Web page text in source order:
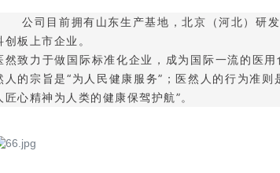
公司目前拥有山东生产基地，北京（河北）研
创板上市企业。
然致力于做国际标准化企业，成为国际一流的医
人的宗旨是“为人民健康服务”；医然人的行为准
匠心精神为人类的健康保驾护航”。